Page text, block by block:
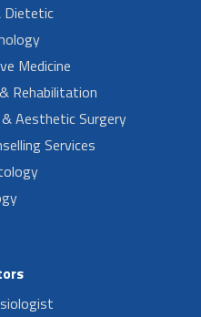
Dietetic
Medicine
Rehabilitation
Aesthetic Surgery
Services